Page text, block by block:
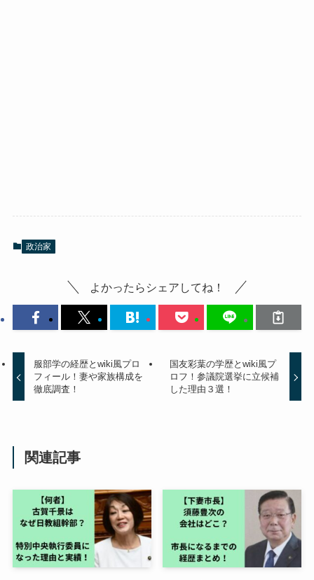
政治家
よかったらシェアしてね！
服部学の経歴とwiki風プロ
フィール！妻や家族構成を
徹底調査！
国友彩葉の学歴とwiki風プ
ロフ！参議院選挙に立候補
した理由３選！
関連記事